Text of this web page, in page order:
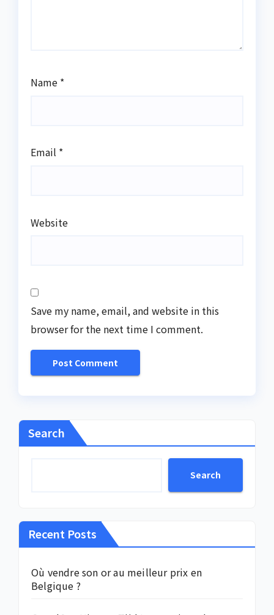
Name *
Email *
Website
Save my name, email, and website in this
browser for the next time I comment.
Search
Search
Recent Posts
Où vendre son or au meilleur prix en
Belgique ?